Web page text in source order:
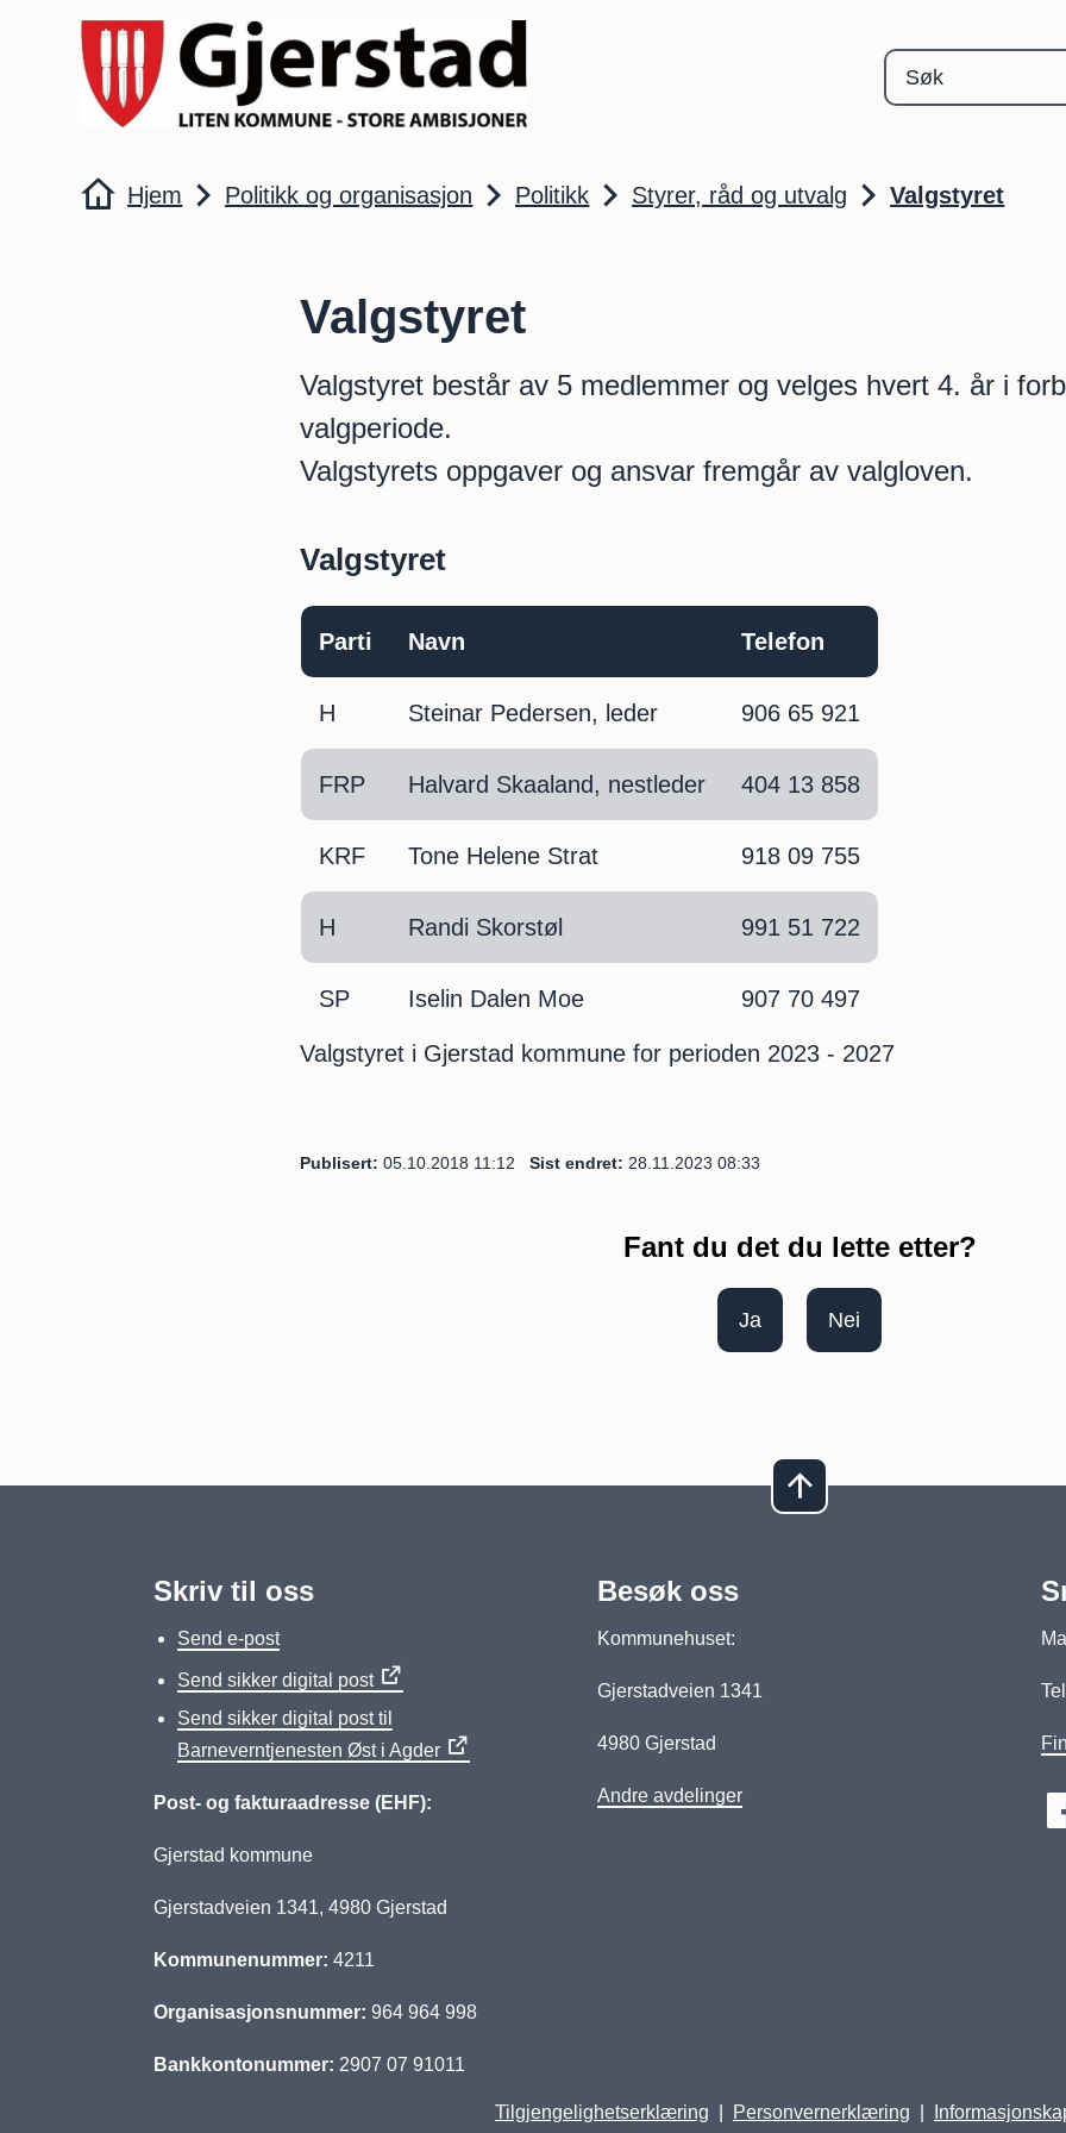
Gjerstad kommune
Du er her:
Hjem Politikk og organisasjon Politikk Styrer, råd og utvalg Valgstyret
Valgstyret
Valgstyret består av 5 medlemmer og velges hvert 4. år i
valgperiode.
Valgstyrets oppgaver og ansvar fremgår av valgloven.
Valgstyret
Parti Navn Telefon
H Steinar Pedersen, leder 906 65 921
FRP Halvard Skaaland, nestleder 404 13 858
KRF Tone Helene Strat 918 09 755
H Randi Skorstøl 991 51 722
SP Iselin Dalen Moe 907 70 497
Valgstyret i Gjerstad kommune for perioden 2023 - 2027
Publisert 05.10.2018 11:12 Sist endret 28.11.2023 08:33
Fant du det du lette etter?
Ja Nei
Skriv til oss
Send e-post
Send sikker digital post
Send sikker digital post til
Barneverntjenesten Øst i Agder
Post- og fakturaadresse (EHF):
Gjerstad kommune
Gjerstadveien 1341, 4980 Gjerstad
Kommunenummer: 4211
Organisasjonsnummer: 964 964 998
Bankkontonummer: 2907 07 91011
Besøk oss
Kommunehuset:
Gjerstadveien 1341
4980 Gjerstad
Andre avdelinger
Tilgjengelighetserklæring Personvernerklæring